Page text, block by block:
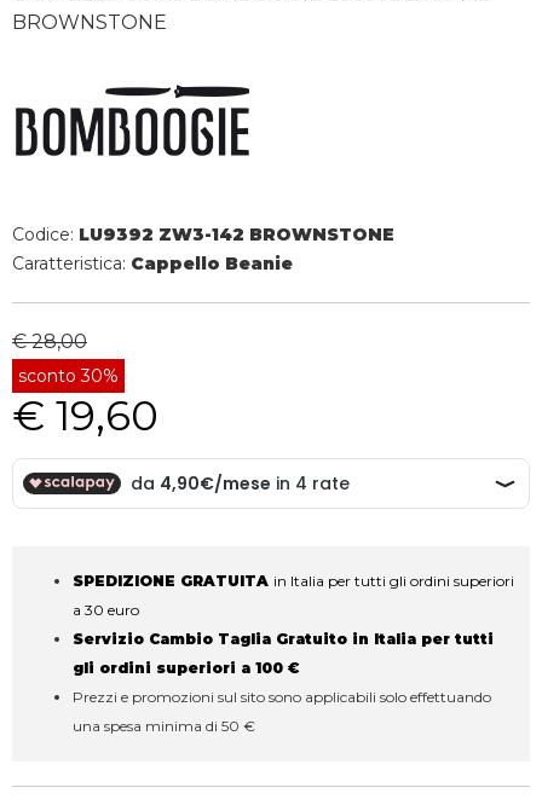
BROWNSTONE
Codice: LU9392 ZW3-142 BROWNSTONE
Caratteristica: Cappello Beanie
€ 28,00
sconto 30%
€ 19,60
SPEDIZIONE GRATUITA in Italia per tutti gli ordini superiori
a 30 euro
Servizio Cambio Taglia Gratuito in Italia per tutti
gli ordini superiori a 100 €
Prezzi e promozioni sul sito sono applicabili solo effettuando
una spesa minima di 50 €